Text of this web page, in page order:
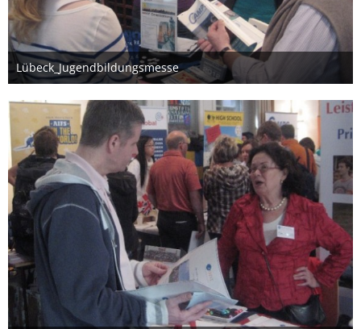
Lübeck_Jugendbildungsmesse
26. März 2012